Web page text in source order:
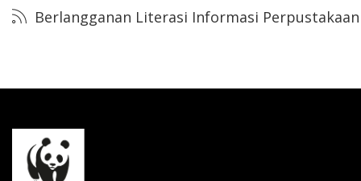
Berlangganan Literasi Informasi Perpustakaan